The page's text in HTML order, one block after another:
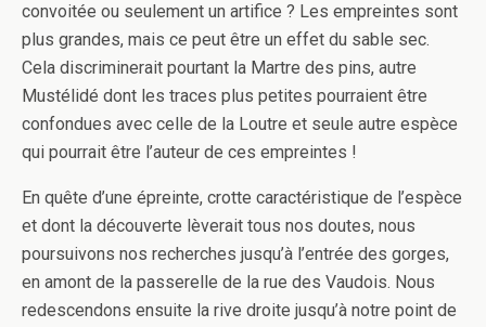
convoitée ou seulement un artifice ? Les empreintes sont
plus grandes, mais ce peut être un effet du sable sec.
Cela discriminerait pourtant la Martre des pins, autre
Mustélidé dont les traces plus petites pourraient être
confondues avec celle de la Loutre et seule autre espèce
qui pourrait être l’auteur de ces empreintes !
En quête d’une épreinte, crotte caractéristique de l’espèce
et dont la découverte lèverait tous nos doutes, nous
poursuivons nos recherches jusqu’à l’entrée des gorges,
en amont de la passerelle de la rue des Vaudois. Nous
redescendons ensuite la rive droite jusqu’à notre point de